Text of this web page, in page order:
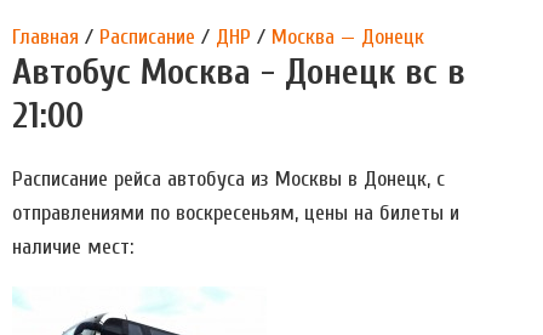
Главная / Расписание / ДНР / Москва — Донецк
Автобус Москва - Донецк вс в
21:00
Расписание рейса автобуса из Москвы в Донецк, с
отправлениями по воскресеньям, цены на билеты и
наличие мест: